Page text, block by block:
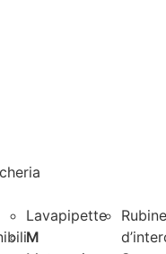
Lavapipette
M